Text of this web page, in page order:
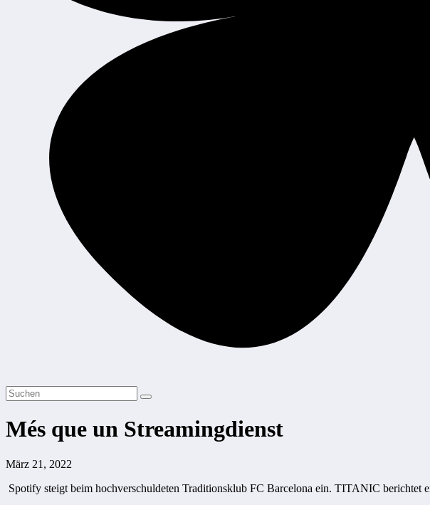
Més que un Streamingdienst
März 21, 2022
Spotify steigt beim hochverschuldeten Traditionsklub FC Barcelona ein. TITANIC